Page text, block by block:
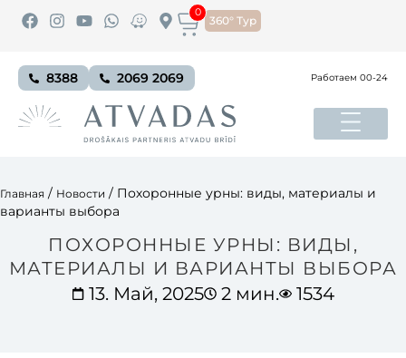
360° Тур
0
8388 2069 2069 Работаем 00-24
Главная / Новости / Похоронные урны: виды, материалы и
варианты выбора
ПОХОРОННЫЕ УРНЫ: ВИДЫ,
МАТЕРИАЛЫ И ВАРИАНТЫ ВЫБОРА
13. Май, 2025
2 мин. 1534